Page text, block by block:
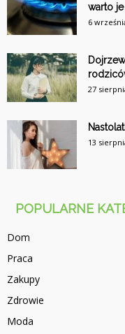
warto
6
27
13
POPULARNE
Dom
Praca
Zakupy
Zdrowie
Moda